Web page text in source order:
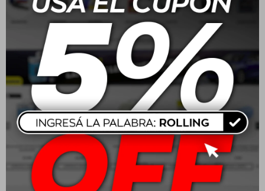
¿Por qué elegir Rolling Repuestos?
Taller integrado y asesoramiento técnico: No solo vendemos
repuestos; instalamos, diagnosticamos y resolvemos fallas de
mecánica ligera en nuestro propio local.
Marcas líderes del rubro:Trabajamos con marcas reconocidas
internacionalmente como Motul y Mann Filter para asegurar el
máximo rendimiento de tu motor
Compromiso con tu seguridad:
Cada trabajo y pieza instalada
cumple con rigurosos estándares de calidad.